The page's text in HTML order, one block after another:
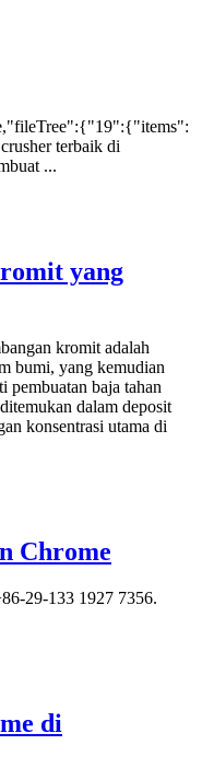
terbaik di
...
yang
kromit adalah
bumi, yang kemudian
pembuatan baja tahan
dalam deposit
konsentrasi utama di
Chrome
29-133 1927 7356.
di